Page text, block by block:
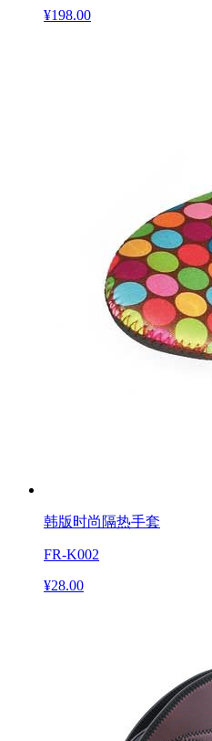
¥198.00
韩版时尚隔热手套
FR-K002
¥28.00